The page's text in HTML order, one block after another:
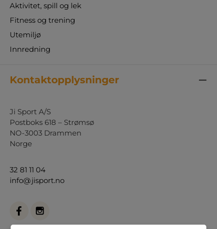
Aktivitet, spill og lek
Fitness og trening
Utemiljø
Innredning
Kontaktopplysninger
Ji Sport A/S
Postboks 618 – Strømsø
NO-3003 Drammen
Norge
32 81 11 04
info@jisport.no